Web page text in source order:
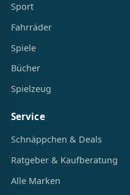
Sport
Fahrräder
Spiele
Bücher
Spielzeug
Service
Schnäppchen & Deals
Ratgeber & Kaufberatung
Alle Marken